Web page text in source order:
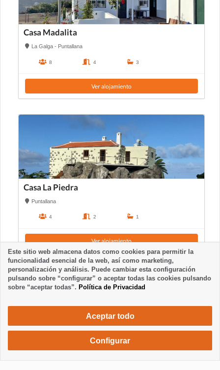
Casa Madalita
La Galga - Puntallana
8 4 3
Ver alojamiento
Casa La Piedra
Puntallana
4 2 1
Ver alojamiento
665 €/ semana
Este sitio web almacena datos como cookies para permitir la
funcionalidad esencial de la web, así como marketing,
personalización y análisis. Puede cambiar esta configuración
pulsando sobre “configurar” o aceptar todas las cookies pulsando
sobre “aceptar todas”. Política de Privacidad
Aceptar todo
Configurar